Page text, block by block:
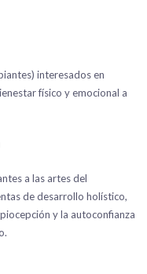
interesados ​​en
físico y emocional a
a las artes del
de desarrollo holístico,
y la autoconfianza